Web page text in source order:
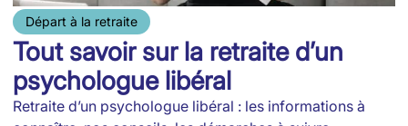
Départ à la retraite
Tout savoir sur la retraite d’un
psychologue libéral
Retraite d’un psychologue libéral : les informations à